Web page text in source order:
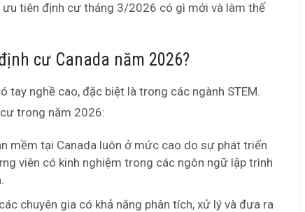
ưu tiên định cư tháng 3/2026 có gì mới và làm thế
cư Canada năm 2026?
tay nghề cao, đặc biệt là trong các ngành STEM.
trong năm 2026:
mềm tại Canada luôn ở mức cao do sự phát triển
viên có kinh nghiệm trong các ngôn ngữ lập trình
chuyên gia có khả năng phân tích, xử lý và đưa ra